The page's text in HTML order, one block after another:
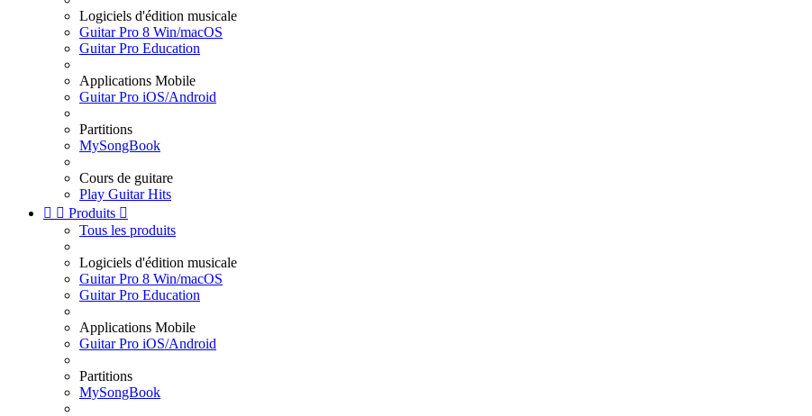
Logiciels d'édition musicale
Guitar Pro 8 Win/macOS
Guitar Pro Education
Applications Mobile
Guitar Pro iOS/Android
Partitions
MySongBook
Cours de guitare
Play Guitar Hits
  Produits 
Tous les produits
Logiciels d'édition musicale
Guitar Pro 8 Win/macOS
Guitar Pro Education
Applications Mobile
Guitar Pro iOS/Android
Partitions
MySongBook